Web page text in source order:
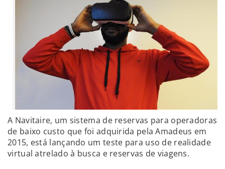
A Navitaire, um sistema de reservas para operadoras
de baixo custo que foi adquirida pela Amadeus em
2015, está lançando um teste para uso de realidade
virtual atrelado à busca e reservas de viagens.